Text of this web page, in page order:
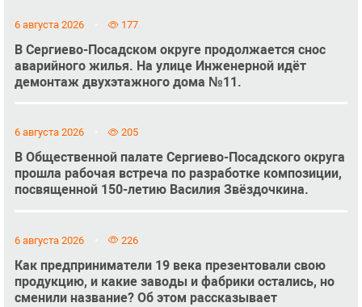
6 августа 2026 177
В Сергиево-Посадском округе продолжается снос
аварийного жилья. На улице Инженерной идёт
демонтаж двухэтажного дома №11.
6 августа 2026 205
В Общественной палате Сергиево-Посадского округа
прошла рабочая встреча по разработке композиции,
посвященной 150-летию Василия Звёздочкина.
6 августа 2026 226
Как предприниматели 19 века презентовали свою
продукцию, и какие заводы и фабрики остались, но
сменили название? Об этом рассказывает